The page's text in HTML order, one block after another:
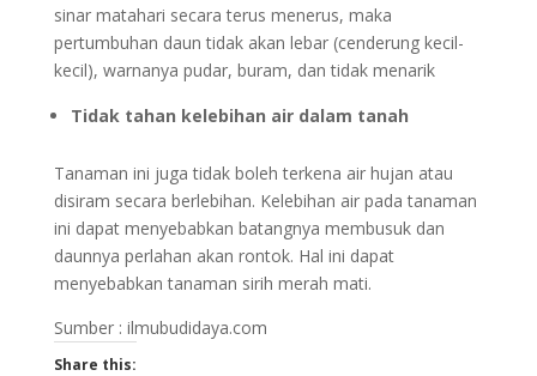
sinar matahari secara terus menerus, maka
pertumbuhan daun tidak akan lebar (cenderung kecil-
kecil), warnanya pudar, buram, dan tidak menarik
Tidak tahan kelebihan air dalam tanah
Tanaman ini juga tidak boleh terkena air hujan atau
disiram secara berlebihan. Kelebihan air pada tanaman
ini dapat menyebabkan batangnya membusuk dan
daunnya perlahan akan rontok. Hal ini dapat
menyebabkan tanaman sirih merah mati.
Sumber : ilmubudidaya.com
Share this: